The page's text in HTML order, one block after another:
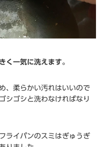
く一気に洗えます。
、柔らかい汚れはいいので
シゴシと洗わなければなり
ライパンのスミはぎゅうぎ